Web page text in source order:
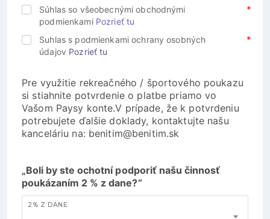
Súhlas so všeobecnými obchodnými
podmienkami Pozrieť tu
Suhlas s podmienkami ochrany osobných
údajov Pozrieť tu
Pre využitie rekreačného / športového poukazu
si stiahnite potvrdenie o platbe priamo vo
Vašom Paysy konte.V prípade, že k potvrdeniu
potrebujete ďalšie doklady, kontaktujte našu
kanceláriu na: benitim@benitim.sk
„Boli by ste ochotní podporiť našu činnosť
poukázaním 2 % z dane?“
2% Z DANE